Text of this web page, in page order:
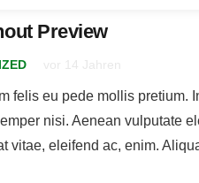
Preview
felis eu pede mollis pretium.
nisi. Aenean vulputate
vitae, eleifend ac, enim.